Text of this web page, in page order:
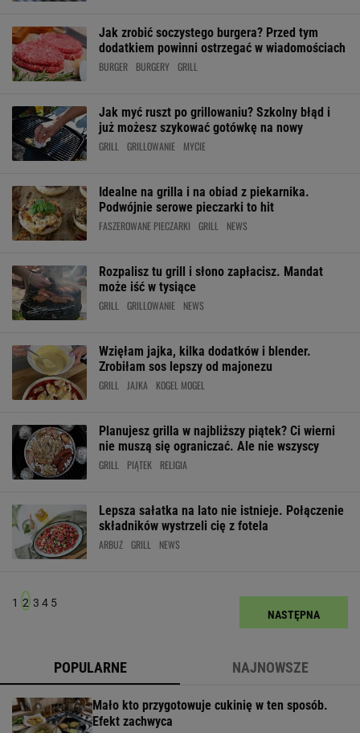
Jak zrobić soczystego burgera? Przed tym
dodatkiem powinni ostrzegać w wiadomościach
BURGER BURGERY GRILL
Jak myć ruszt po grillowaniu? Szkolny błąd i
już możesz szykować gotówkę na nowy
GRILL GRILLOWANIE MYCIE
Idealne na grilla i na obiad z piekarnika.
Podwójnie serowe pieczarki to hit
FASZEROWANE PIECZARKI GRILL NEWS
Rozpalisz tu grill i słono zapłacisz. Mandat
może iść w tysiące
GRILL GRILLOWANIE NEWS
Wzięłam jajka, kilka dodatków i blender.
Zrobiłam sos lepszy od majonezu
GRILL JAJKA KOGEL MOGEL
Planujesz grilla w najbliższy piątek? Ci wierni
nie muszą się ograniczać. Ale nie wszyscy
GRILL PIĄTEK RELIGIA
Lepsza sałatka na lato nie istnieje. Połączenie
składników wystrzeli cię z fotela
ARBUZ GRILL NEWS
1 2 3 4 5
NASTĘPNA
POPULARNE NAJNOWSZE
Mało kto przygotowuje cukinię w ten sposób.
Efekt zachwyca